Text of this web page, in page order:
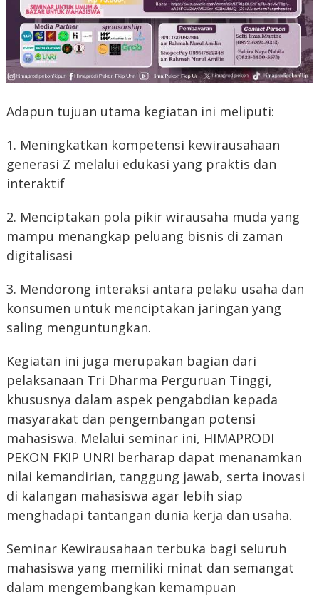
Adapun tujuan utama kegiatan ini meliputi:
1. Meningkatkan kompetensi kewirausahaan
generasi Z melalui edukasi yang praktis dan
interaktif
2. Menciptakan pola pikir wirausaha muda yang
mampu menangkap peluang bisnis di zaman
digitalisasi
3. Mendorong interaksi antara pelaku usaha dan
konsumen untuk menciptakan jaringan yang
saling menguntungkan.
Kegiatan ini juga merupakan bagian dari
pelaksanaan Tri Dharma Perguruan Tinggi,
khususnya dalam aspek pengabdian kepada
masyarakat dan pengembangan potensi
mahasiswa. Melalui seminar ini, HIMAPRODI
PEKON FKIP UNRI berharap dapat menanamkan
nilai kemandirian, tanggung jawab, serta inovasi
di kalangan mahasiswa agar lebih siap
menghadapi tantangan dunia kerja dan usaha.
Seminar Kewirausahaan terbuka bagi seluruh
mahasiswa yang memiliki minat dan semangat
dalam mengembangkan kemampuan